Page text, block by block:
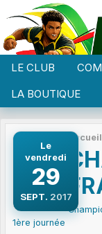
LE CLUB
LA BOUTIQUE
Le
vendredi
29
SEPT. 2017
Accueil
1ère journée
Panneau de